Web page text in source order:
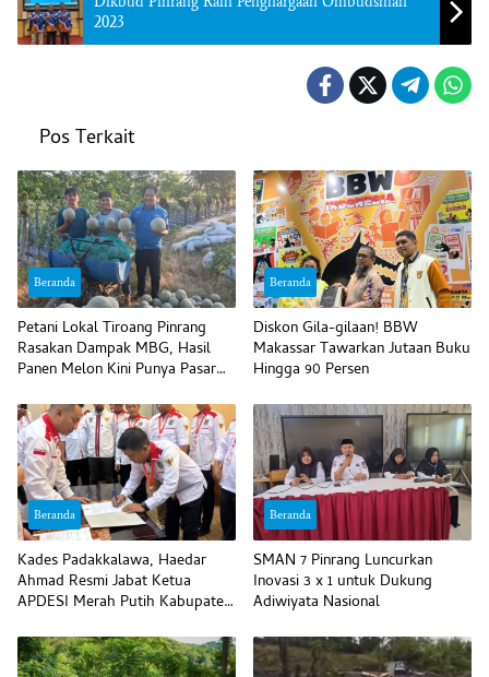
2023
Pos Terkait
Beranda
Petani Lokal Tiroang Pinrang
Rasakan Dampak MBG, Hasil
Panen Melon Kini Punya Pasar
Beranda
Diskon Gila-gilaan! BBW
Makassar Tawarkan Jutaan Buku
Hingga 90 Persen
Beranda
Kades Padakkalawa, Haedar
Ahmad Resmi Jabat Ketua
APDESI Merah Putih Kabupaten
Beranda
SMAN 7 Pinrang Luncurkan
Inovasi 3 x 1 untuk Dukung
Adiwiyata Nasional